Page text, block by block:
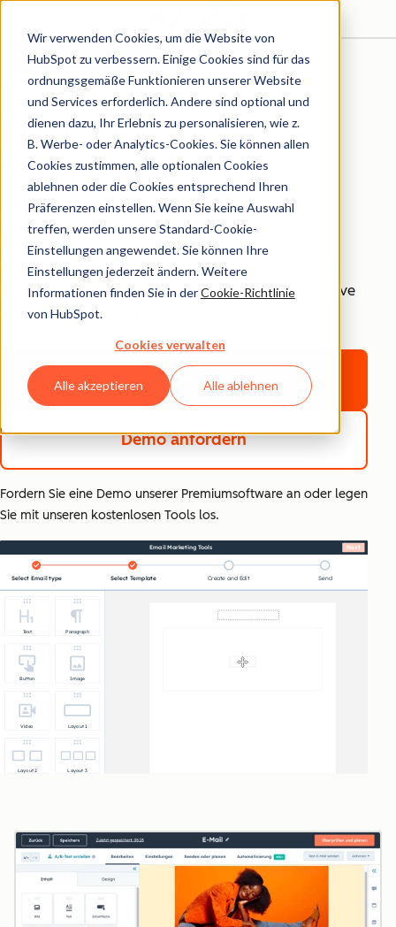
Wir verwenden Cookies, um die Website von
HubSpot zu verbessern. Einige Cookies sind für das
ordnungsgemäße Funktionieren unserer Website
und Services erforderlich. Andere sind optional und
dienen dazu, Ihr Erlebnis zu personalisieren, wie z.
B. Werbe- oder Analytics-Cookies. Sie können allen
Cookies zustimmen, alle optionalen Cookies
ablehnen oder die Cookies entsprechend Ihren
Präferenzen einstellen. Wenn Sie keine Auswahl
treffen, werden unsere Standard-Cookie-
Einstellungen angewendet. Sie können Ihre
Einstellungen jederzeit ändern. Weitere
Informationen finden Sie in derCookie-Richtlinie
von HubSpot.
Cookies verwalten
Alle akzeptieren Alle ablehnen
Kostenlos starten Demo anfordern
Marketing Hub™
Kostenlose E-Mail-
Marketing Software
von HubSpot
Erstellen Sie mit dem E-Mail-Tool von HubSpot im
Handumdrehen ansprechende Newsletter und
überzeugende E-Mails ohne dabei auf die Hilfe Ihrer
Design- oder IT-Abteilung angewiesen zu sein. Intuitive
Erstellung und einfacher Versand.
Kostenlos starten
Demo anfordern
Fordern Sie eine Demo unserer Premiumsoftware an oder legen
Sie mit unseren kostenlosen Tools los.